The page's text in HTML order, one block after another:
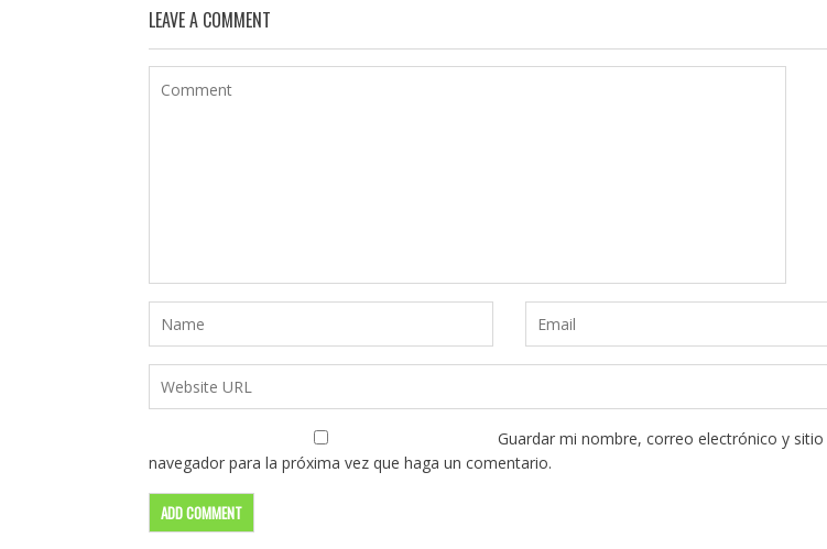
LEAVE A COMMENT
Guardar mi nombre, correo electrónico y
navegador para la próxima vez que haga un comentario.